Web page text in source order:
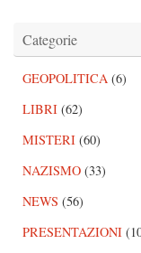
Categorie
GEOPOLITICA (6)
LIBRI (62)
MISTERI (60)
NAZISMO (33)
NEWS (56)
PRESENTAZIONI